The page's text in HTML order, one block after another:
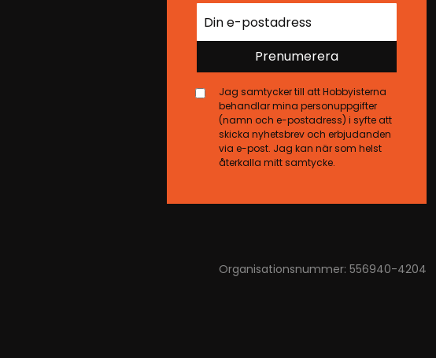
Prenumerera
Jag samtycker till att Hobbyisterna
behandlar mina personuppgifter
(namn och e-postadress) i syfte att
skicka nyhetsbrev och erbjudanden
via e-post. Jag kan när som helst
återkalla mitt samtycke.
Organisationsnummer: 556940-4204